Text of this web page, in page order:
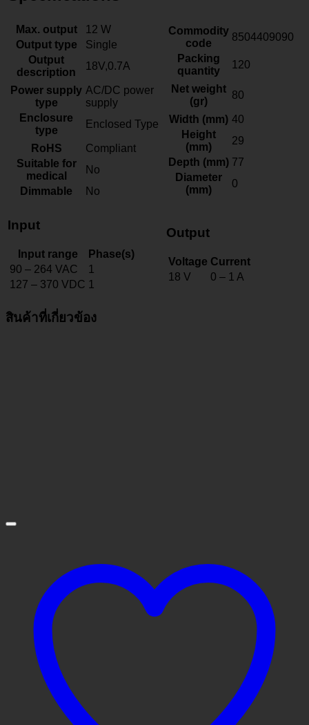
Max. output
12 W
Output type
Single
Output
description
18V,0.7A
Power supply
type
AC/DC power
supply
Enclosure
type
Enclosed Type
RoHS
Compliant
Suitable for
medical
No
Dimmable
No
Commodity
code
8504409090
Packing
quantity
120
Net weight
(gr)
80
Width (mm) 40
Height
(mm)
29
Depth (mm) 77
Diameter
(mm)
0
Input
Input range
Phase(s)
90 – 264 VAC
1
127 – 370 VDC 1
Output
Voltage Current
18 V
0 – 1 A
สินค้าที่เกี่ยวข้อง